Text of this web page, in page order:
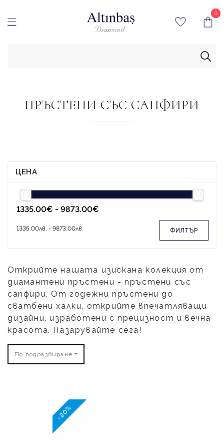
0
0
ПРЪСТЕНИ СЪС САПФИРИ
ЦЕНА
ФИЛТЪР
Открийте нашата изискана колекция от
диамантени пръстени - пръстени със
сапфири. От годежни пръстени до
сватбени халки, открийте впечатляващи
дизайни, изработени с прецизност и вечна
красота. Пазарувайте сега!
По подразбиране
-20%